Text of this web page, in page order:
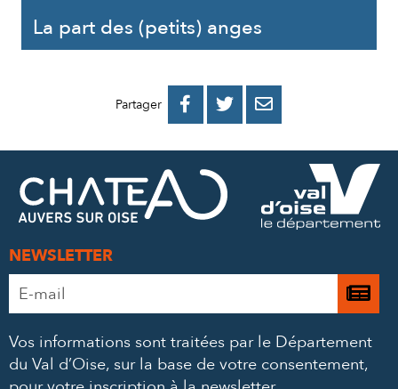
La part des (petits) anges
Partager 
PARTAGER
FACEBOOK
PARTAGER
PARTAGER
MAIL
NEWSLETTER
Adresse
e-
*
Je
à
Vos informations sont traitées par le Département
du Val d’Oise, sur la base de votre consentement,